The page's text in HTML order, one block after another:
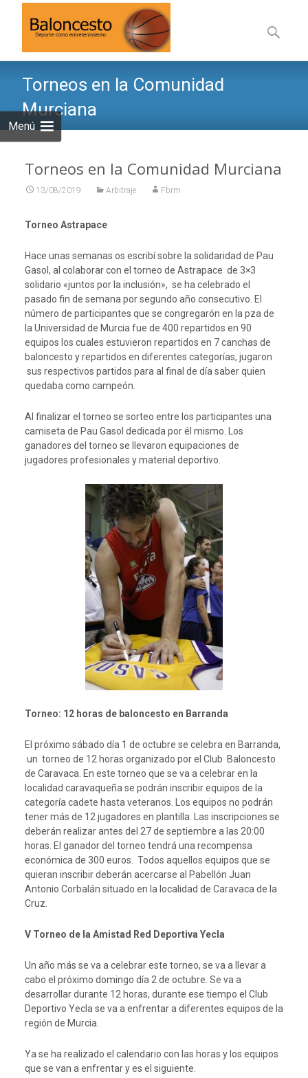
Menú
alBuscar:
Torneos en la Comunidad
Murciana
Torneos en la Comunidad Murciana
13/08/2019 Arbitraje Fbrm
Torneo Astrapace
Hace unas semanas os escribí sobre la solidaridad de Pau
Gasol, al colaborar con el torneo de Astrapace de 3×3
solidario «juntos por la inclusión», se ha celebrado el
pasado fin de semana por segundo año consecutivo. El
número de participantes que se congregarón en la pza de
la Universidad de Murcia fue de 400 repartidos en 90
equipos los cuales estuvieron repartidos en 7 canchas de
baloncesto y repartidos en diferentes categorías, jugaron
sus respectivos partidos para al final de día saber quien
quedaba como campeón.
Al finalizar el torneo se sorteo entre los participantes una
camiseta de Pau Gasol dedicada por él mismo. Los
ganadores del torneo se llevaron equipaciones de
jugadores profesionales y material deportivo.
Torneo: 12 horas de baloncesto en Barranda
El próximo sábado día 1 de octubre se celebra en Barranda,
un torneo de 12 horas organizado por el Club Baloncesto
de Caravaca. En este torneo que se va a celebrar en la
localidad caravaqueña se podrán inscribir equipos de la
categoría cadete hasta veteranos. Los equipos no podrán
tener más de 12 jugadores en plantilla. Las inscripciones se
deberán realizar antes del 27 de septiembre a las 20:00
horas. El ganador del torneo tendrá una recompensa
económica de 300 euros. Todos aquellos equipos que se
quieran inscribir deberán acercarse al Pabellón Juan
Antonio Corbalán situado en la localidad de Caravaca de la
Cruz.
V Torneo de la Amistad Red Deportiva Yecla
Un año más se va a celebrar este torneo, se va a llevar a
cabo el próximo domingo día 2 de octubre. Se va a
desarrollar durante 12 horas, durante ese tiempo el Club
Deportivo Yecla se va a enfrentar a diferentes equipos de la
región de Murcia.
Ya se ha realizado el calendario con las horas y los equipos
que se van a enfrentar y es el siguiente.